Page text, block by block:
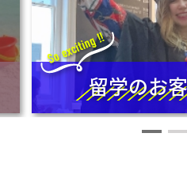
留学のお